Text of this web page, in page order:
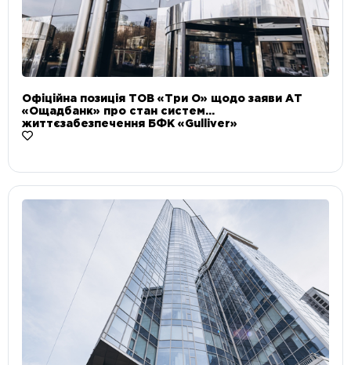
Офіційна позиція ТОВ «Три О» щодо заяви АТ
«Ощадбанк» про стан систем
життєзабезпечення БФК «Gulliver»